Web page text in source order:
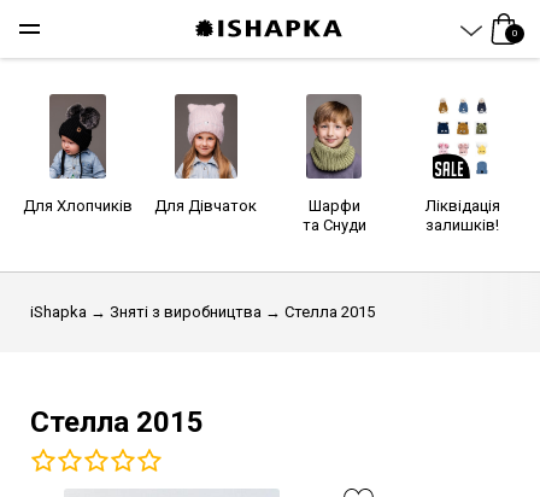
0
Для Хлопчиків Для Дівчаток
Шарфи
та Снуди
Ліквідація
залишків!
iShapka → Зняті з виробництва → Стелла 2015
Стелла 2015